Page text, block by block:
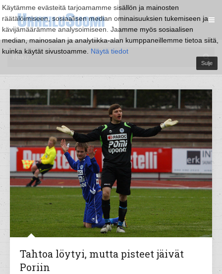
Käytämme evästeitä tarjoamamme sisällön ja mainosten
räätälöimiseen, sosiaalisen median ominaisuuksien tukemiseen ja
kävijämäärämme analysoimiseen. Jaamme myös sosiaalisen
median, mainosalan ja analytiikka-alan kumppaneillemme tietoa siitä,
kuinka käytät sivustoamme. Näytä tiedot
Sulje
Tahtoa löytyi, mutta pisteet jäivät
Poriin